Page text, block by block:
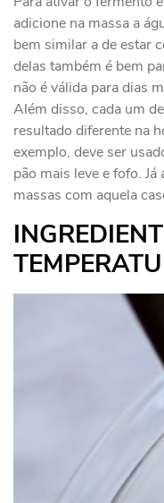
adicione na massa a
bem similar a de estar
delas também é bem
não é válida para dias
Além disso, cada um
resultado diferente na
exemplo, deve ser
pão mais leve e fofo.
massas com aquela